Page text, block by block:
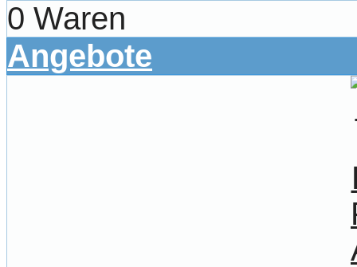
0 Waren
Angebote